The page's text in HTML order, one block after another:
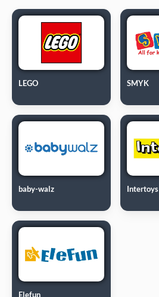
LEGO SMYK
baby-walz Intertoys
Elefun